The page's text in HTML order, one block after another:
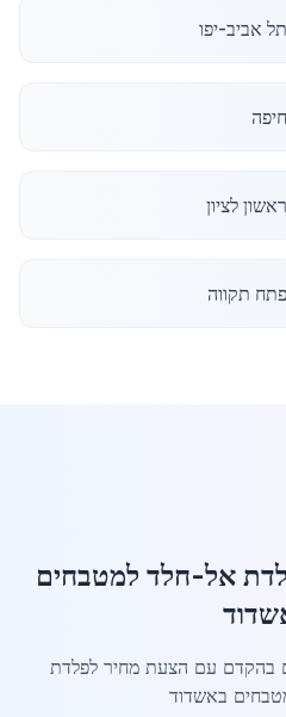
אביב-יפו
לציון
תקווה
אל-חלד למטבחים
בהקדם עם הצעת מחיר לפלדת
באשדוד